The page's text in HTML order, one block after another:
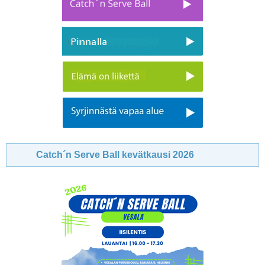
Catch´n Serve Ball kevätkausi 2026